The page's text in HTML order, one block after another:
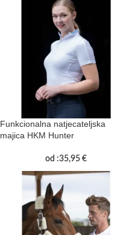
Funkcionalna natjecateljska
majica HKM Hunter
od :35,95 €